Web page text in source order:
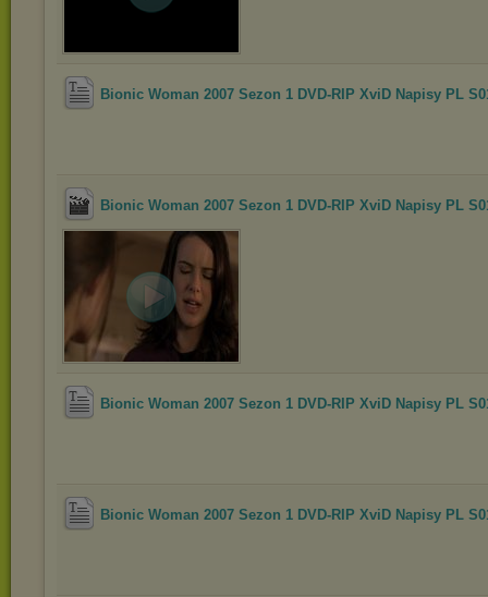
Bionic Woman 2007 Sezon 1 DVD-RIP XviD Napisy PL
Bionic Woman 2007 Sezon 1 DVD-RIP XviD Napisy PL
Bionic Woman 2007 Sezon 1 DVD-RIP XviD Napisy PL
Bionic Woman 2007 Sezon 1 DVD-RIP XviD Napisy PL